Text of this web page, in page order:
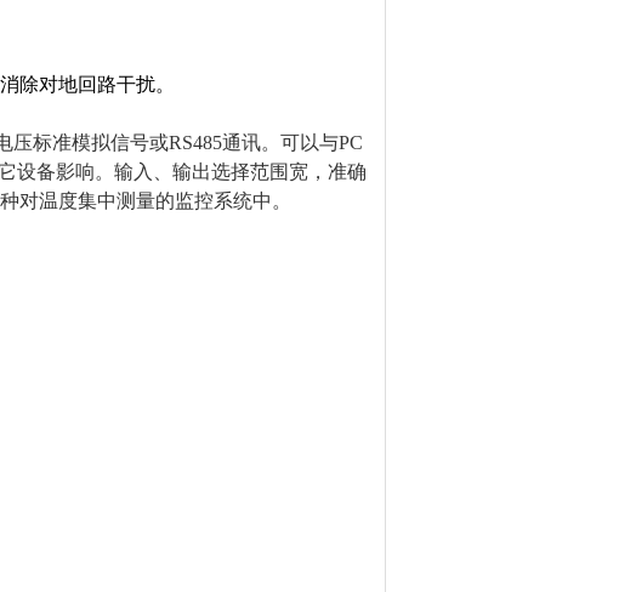
除对地回路干扰。
压标准模拟信号或RS485通讯。 可以与PC
设备影响。输入、输出选择范围宽，准确
对温度集中测量的监控系统中 。